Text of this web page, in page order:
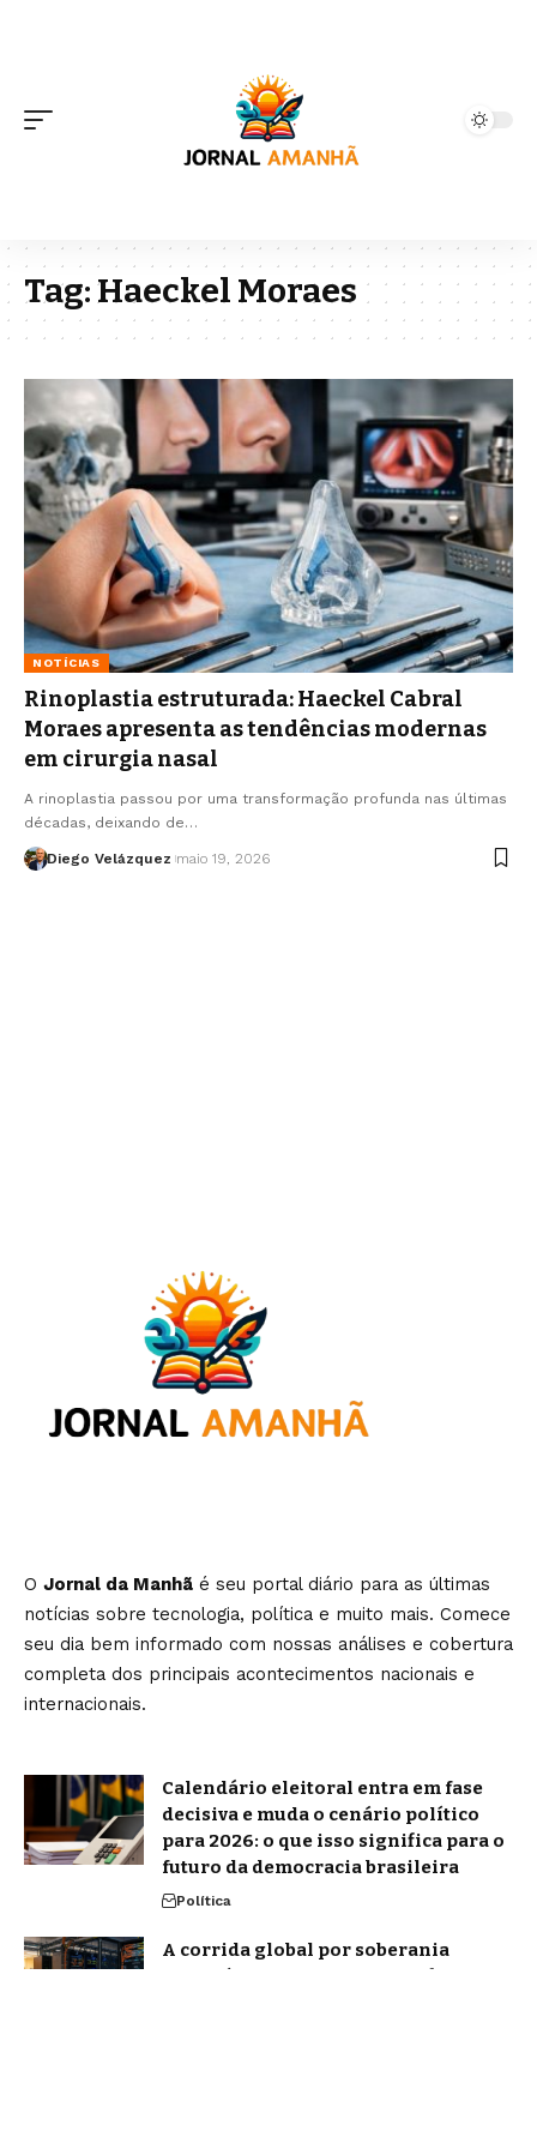
Tag:Haeckel Moraes
NOTÍCIAS
Rinoplastia estruturada: Haeckel Cabral
Moraes apresenta as tendências modernas
em cirurgia nasal
A rinoplastia passou por uma transformação profunda nas últimas
décadas, deixando de…
Diego Velázquez maio 19, 2026
O Jornal da Manhã é seu portal diário para as últimas
notícias sobre tecnologia, política e muito mais. Comece
seu dia bem informado com nossas análises e cobertura
completa dos principais acontecimentos nacionais e
internacionais.
Calendário eleitoral entra em fase
decisiva e muda o cenário político
para 2026: o que isso significa para o
futuro da democracia brasileira
Política
A corrida global por soberania
tecnológica e o que ela significa para